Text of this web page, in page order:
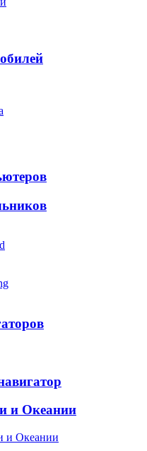
и Океании
и Океании